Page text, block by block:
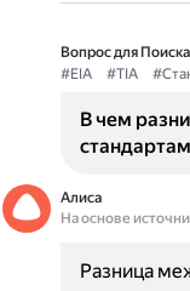
Вопрос для
#EIA
#TIA
В чем
Алиса
На основе
Разница